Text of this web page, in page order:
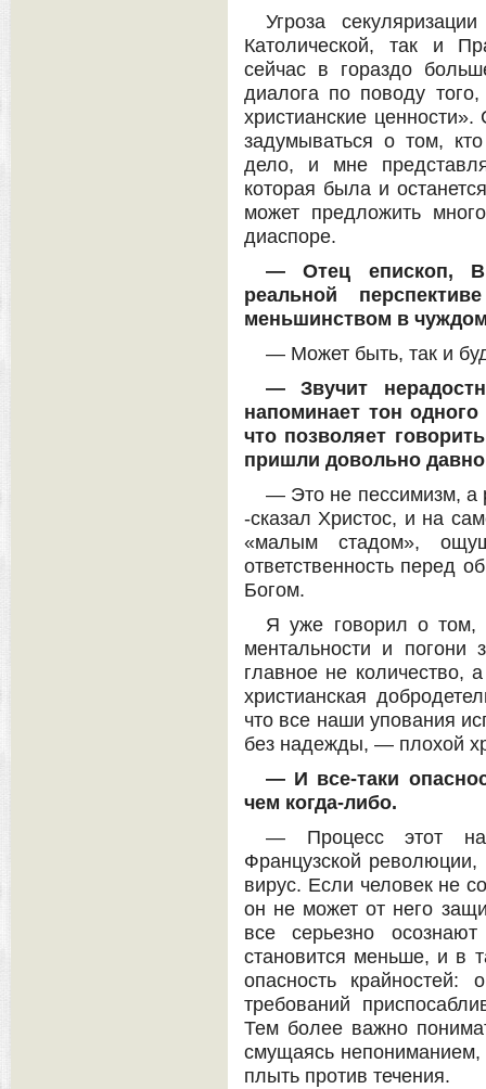
Угроза
Католической, так и
сейчас в гораздо
диалога по поводу
христианские
задумываться о том,
дело, и мне
которая была и
может предложить
диаспоре.
— Отец епископ,
реальной
меньшинством в
— Может быть, так и
— Звучит
напоминает тон
что позволяет
пришли довольно
— Это не пессимизм, а
-сказал Христос, и на
«малым стадом»,
ответственность перед
Богом.
Я уже говорил о том,
ментальности и погони
главное не количество,
христианская
что все наши упования
без надежды, — плохой
— И все-таки
чем когда-либо.
— Процесс этот
Французской
вирус. Если человек не
он не может от него
все серьезно
становится меньше, и в
опасность крайностей:
требований
Тем более важно
смущаясь
плыть против течения.